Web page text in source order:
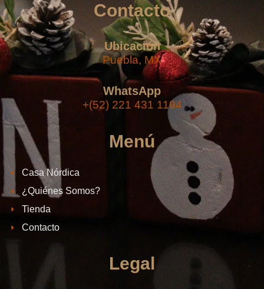
Contacto
Ubicación
Puebla, MX
WhatsApp
+(52) 221 431 1194
Menú
Casa Nórdica
¿Quiénes Somos?
Tienda
Contacto
Legal